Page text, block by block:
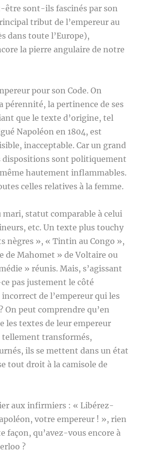
être sont-ils fascinés par son
tribut de l’empereur au
dans toute l’Europe),
la pierre angulaire de notre
pour son Code. On
pérennité, la pertinence de ses
que le texte d’origine, tel
Napoléon en 1804, est
inacceptable. Car un grand
dispositions sont politiquement
hautement inflammables.
celles relatives à la femme.
mari, statut comparable à celui
etc. Un texte plus touchy
nègres », « Tintin au Congo »,
de Mahomet » de Voltaire ou
» réunis. Mais, s’agissant
pas justement le côté
de l’empereur qui les
On peut comprendre qu’en
les textes de leur empereur
tellement transformés,
ils se mettent dans un état
tout droit à la camisole de
aux infirmiers : « Libérez-
votre empereur ! », rien
façon, qu’avez-vous encore à
?